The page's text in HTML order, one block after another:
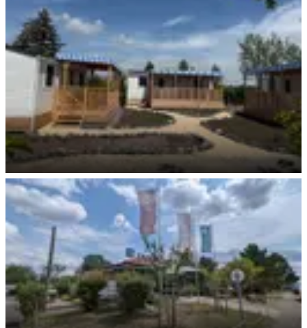
NEU! Mobilheime Mars